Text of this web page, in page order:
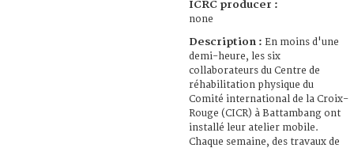
ICRC producer :
none
Description : En moins d'une
demi-heure, les six
collaborateurs du Centre de
réhabilitation physique du
Comité international de la Croix-
Rouge (CICR) à Battambang ont
installé leur atelier mobile.
Chaque semaine, des travaux de